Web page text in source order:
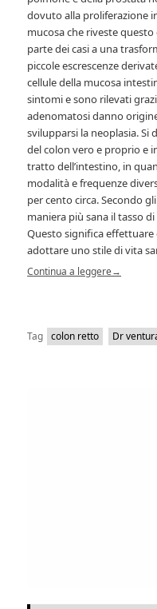
dovuto alla proliferazione
mucosa che riveste
parte dei casi a una
piccole escrescenze
cellule della mucosa
sintomi e sono rilevati
adenomatosi danno
svilupparsi la neoplasia.
del colon vero e proprio e
tratto dell’intestino, in
modalità e frequenze
per cento circa. Secondo
maniera più sana il tasso
Questo significa effettuare
adottare uno stile di vita
Continua a leggere→
Tag colon retto Dr